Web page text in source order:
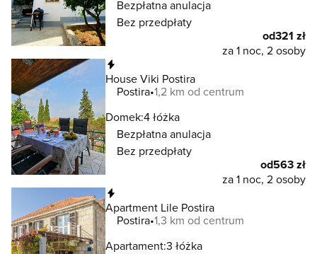
Bezpłatna anulacja
Bez przedpłaty
od321 zł
za 1 noc, 2 osoby
House Viki Postira
Postira 1,2 km od centrum
Domek:4 łóżka
Bezpłatna anulacja
Bez przedpłaty
od563 zł
za 1 noc, 2 osoby
Apartment Lile Postira
Postira 1,3 km od centrum
Apartament:3 łóżka